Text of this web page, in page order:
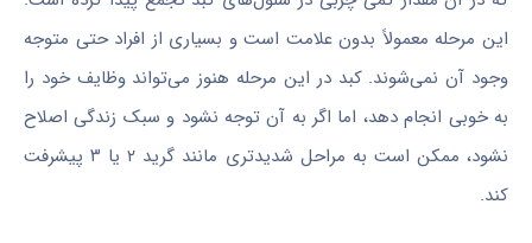
این مرحله معمولاً بدون علامت است و بسیاری از افراد حتی متوجه
وجود آن نمی‌شوند. کبد در این مرحله هنوز می‌تواند وظایف خود را
به خوبی انجام دهد، اما اگر به آن توجه نشود و سبک زندگی اصلاح
نشود، ممکن است به مراحل شدیدتری مانند گرید ۲ یا ۳ پیشرفت
کند.